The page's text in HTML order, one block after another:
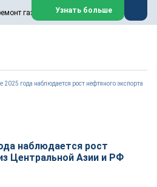
газовых паровых турбин
сервисом газовых и паровых
восстановлением,
оборудования ТЭС,
нефтехимических,
предприятиях.
ИНН 7802588950
Узнать больше
2025 года наблюдается рост нефтяного экспорта
наблюдается рост
Центральной Азии и РФ